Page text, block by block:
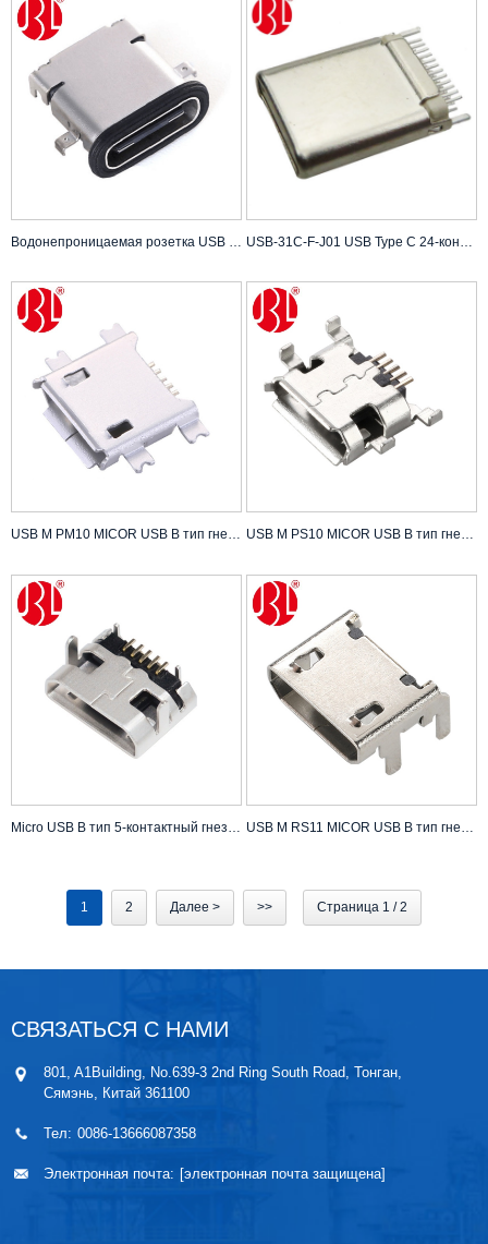
Водонепроницаемая розетка USB Type C с верхним креплением, 24 контакта, тип пайки DIP + SMT, гнездовой разъем USB C USB-31C-F-J01 USB Type C 24-контактный шинный разъем, разъем USB C «мама»
USB M PM10 MICOR USB B тип гнездовой офсетный тип SMT USB M PS10 MICOR USB B тип гнездо со смещенным типом DIP
Micro USB B тип 5-контактный гнездовой разъем SMT DIP 7,2 * 4,85 USB M RS11 MICOR USB B тип гнездовой прямоугольный тип SMT
1 2 Далее > >> Страница 1 / 2
СВЯЗАТЬСЯ С НАМИ
801, A1Building, No.639-3 2nd Ring South Road, Тонган,
Сямэнь, Китай 361100
Тел: 0086-13666087358
Электронная почта: [электронная почта защищена]